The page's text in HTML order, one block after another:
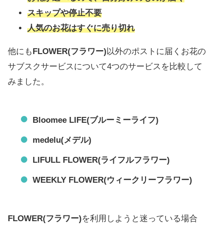
スキップや停止不要
人気のお花はすぐに売り切れ
他にもFLOWER(フラワー)以外のポストに届くお花の
サブスクサービスについて4つのサービスを比較して
みました。
Bloomee LIFE(ブルーミーライフ)
medelu(メデル)
LIFULL FLOWER(ライフルフラワー)
WEEKLY FLOWER(ウィークリーフラワー)
FLOWER(フラワー)を利用しようと迷っている場合